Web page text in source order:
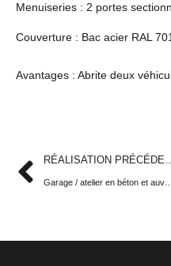
Menuiseries : 2 portes
Couverture : Bac acier RAL
Avantages : Abrite deux